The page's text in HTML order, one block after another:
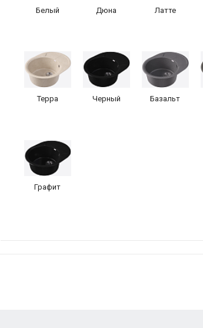
Белый Дюна Латте
Терра Черный Базальт
Графит